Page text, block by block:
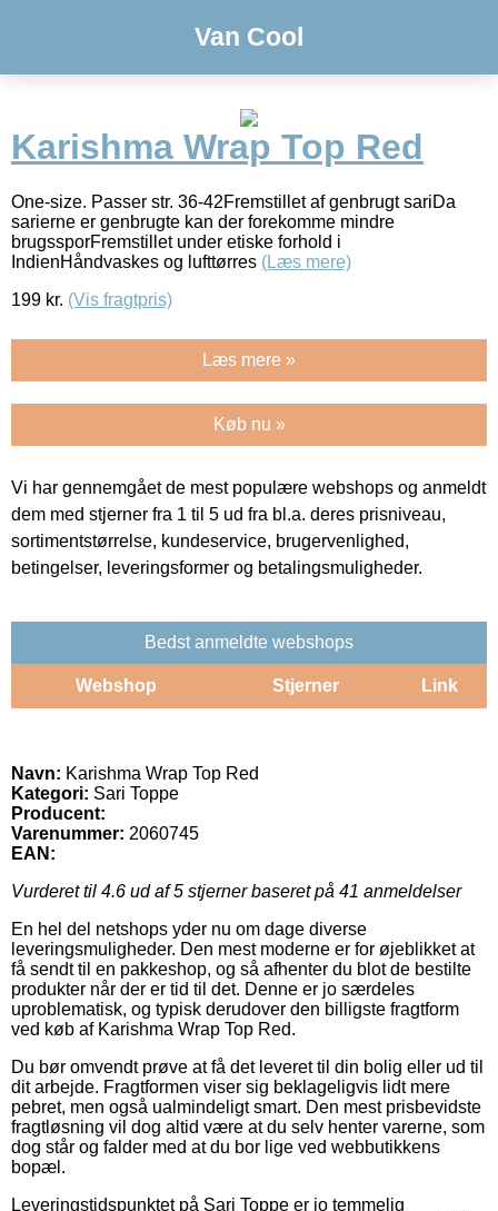
Van Cool
Karishma Wrap Top Red
One-size. Passer str. 36-42Fremstillet af genbrugt sariDa
sarierne er genbrugte kan der forekomme mindre
brugssporFremstillet under etiske forhold i
IndienHåndvaskes og lufttørres (Læs mere)
199 kr. (Vis fragtpris)
Læs mere »
Køb nu »
Vi har gennemgået de mest populære webshops og anmeldt
dem med stjerner fra 1 til 5 ud fra bl.a. deres prisniveau,
sortimentstørrelse, kundeservice, brugervenlighed,
betingelser, leveringsformer og betalingsmuligheder.
Bedst anmeldte webshops
Webshop Stjerner Link
Navn: Karishma Wrap Top Red
Kategori: Sari Toppe
Producent:
Varenummer: 2060745
EAN:
Vurderet til 4.6 ud af 5 stjerner baseret på 41 anmeldelser
En hel del netshops yder nu om dage diverse
leveringsmuligheder. Den mest moderne er for øjeblikket at
få sendt til en pakkeshop, og så afhenter du blot de bestilte
produkter når der er tid til det. Denne er jo særdeles
uproblematisk, og typisk derudover den billigste fragtform
ved køb af Karishma Wrap Top Red.
Du bør omvendt prøve at få det leveret til din bolig eller ud til
dit arbejde. Fragtformen viser sig beklageligvis lidt mere
pebret, men også ualmindeligt smart. Den mest prisbevidste
fragtløsning vil dog altid være at du selv henter varerne, som
dog står og falder med at du bor lige ved webbutikkens
bopæl.
Leveringstidspunktet på Sari Toppe er jo temmelig